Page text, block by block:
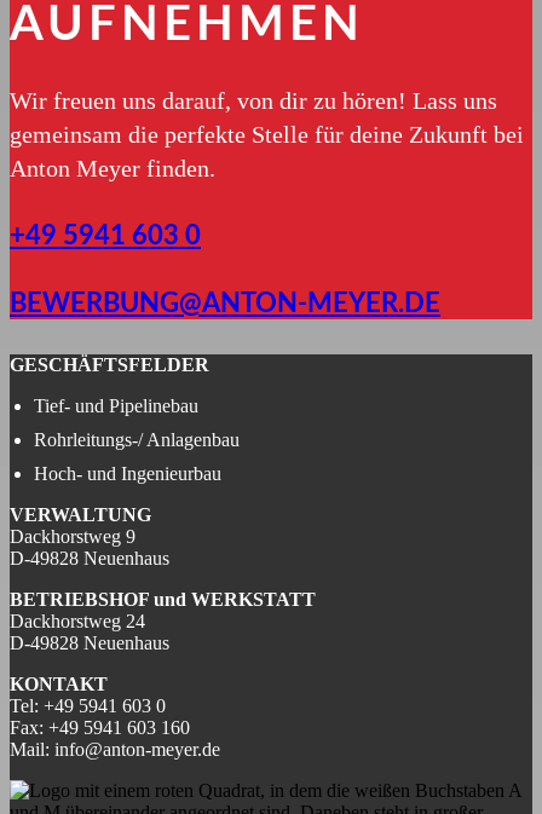
AUFNEHMEN
Wir freuen uns darauf, von dir zu hören! Lass uns
gemeinsam die perfekte Stelle für deine Zukunft bei
Anton Meyer finden.
+49 5941 603 0
BEWERBUNG@ANTON-MEYER.DE
GESCHÄFTSFELDER
Tief- und Pipelinebau
Rohrleitungs-/ Anlagenbau
Hoch- und Ingenieurbau
VERWALTUNG
Dackhorstweg 9
D-49828 Neuenhaus
BETRIEBSHOF und WERKSTATT
Dackhorstweg 24
D-49828 Neuenhaus
KONTAKT
Tel: +49 5941 603 0
Fax: +49 5941 603 160
Mail: info@anton-meyer.de